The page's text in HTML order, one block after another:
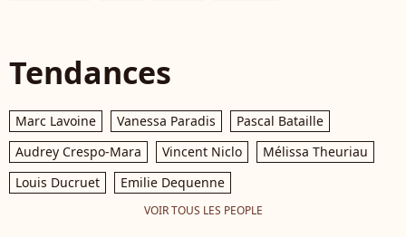
Tendances
Marc Lavoine Vanessa Paradis
Pascal Bataille
Audrey Crespo-Mara
Vincent Niclo
Mélissa Theuriau
Louis Ducruet
Emilie Dequenne
VOIR TOUS LES PEOPLE